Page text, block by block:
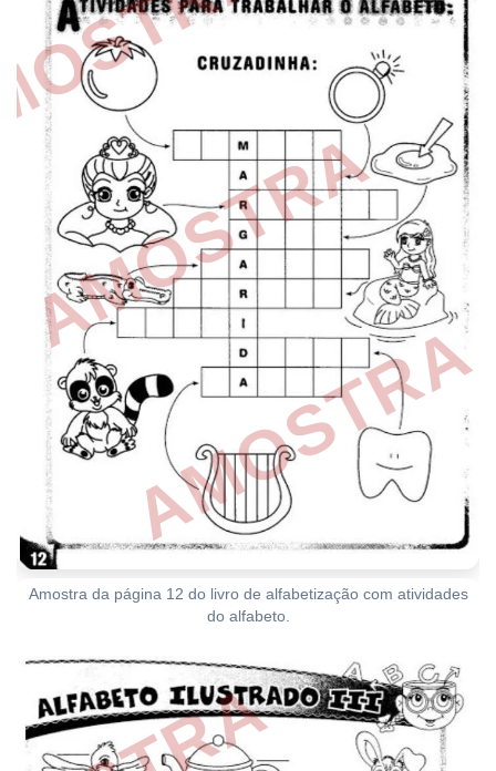
Amostra da página 12 do livro de alfabetização com atividades
do alfabeto.